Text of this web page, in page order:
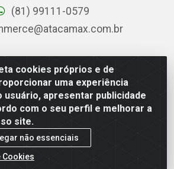
cookies próprios e de
uma experiência
usuário, apresentar publicidade
com o seu perfil e melhorar a
site.
não essenciais
Cookies
(81) 99111-0579
de Alimentos LTDA - RODOVIA BR-
GP E GALPAO:D - Muribeca, Jaboatão dos
010 - CNPJ 08.305.623/0001-84